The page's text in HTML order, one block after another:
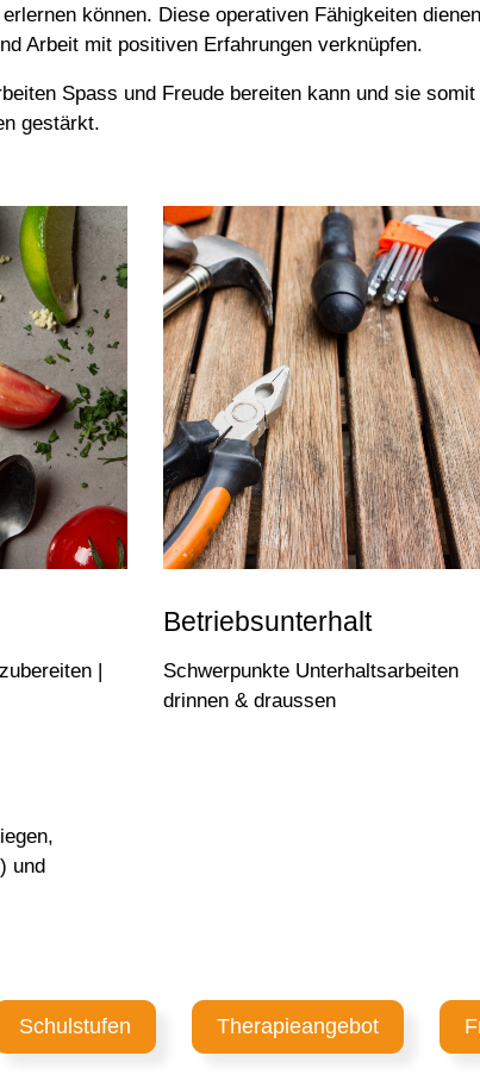
können. Diese operativen Fähigkeiten
Arbeit mit positiven Erfahrungen verknüpfen.
Spass und Freude bereiten kann und sie
gestärkt.
|
Betriebsunterhalt
Schwerpunkte Unterhaltsarbeiten
drinnen & draussen
und
Schulstufen Therapieangebot